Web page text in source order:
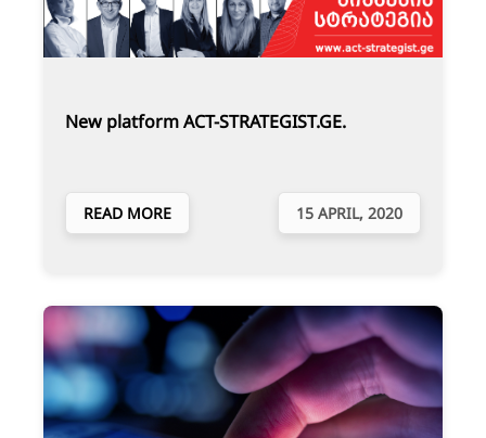
New platform ACT-STRATEGIST.GE.
READ MORE 15 APRIL, 2020